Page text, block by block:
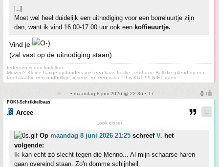
[..]
Moet wel heel duidelijk een uitnodiging voor een borreluurtje zijn
dan, want ik vind 16.00-17.00 uur ook een koffieuurtje.
Vind je
(zal vast op de uitnodiging staan)
Iedereen is een kutlultrut
Muizen? Kleine harige opdonders met een kaas fixatie., en Lucie Ball die gillend op een
tafel staat in een oudbollige tv serie. En een vaste PI is KUT !!!! NIET doen
• maandag 8 juni 2026 @ 22:36 • 17
FOK!-Schrikkelbaas
Arcee
Look closer
Op maandag 8 juni 2026 21:25 schreef V. het
volgende:
Ik kan echt zó slecht tegen die Menno... Al mijn schaarse haren
gaan overeind staan. Zo'n domme schijnheil.